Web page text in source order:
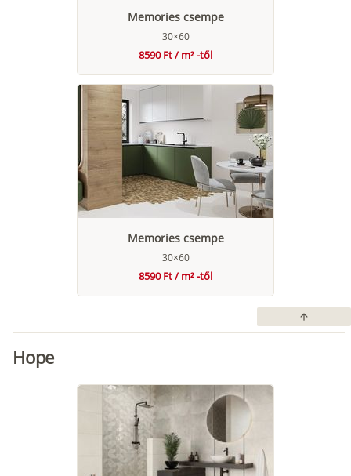
Memories csempe
30×60
8590 Ft / m² -től
Memories csempe
30×60
8590 Ft / m² -től
arrow_upward
Hope